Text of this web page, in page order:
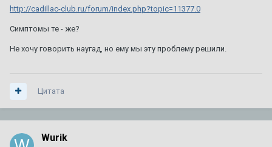
http://cadillac-club.ru/forum/index.php?topic=11377.0
Симптомы те - же?
Не хочу говорить наугад, но ему мы эту проблему решили.
Цитата
Wurik